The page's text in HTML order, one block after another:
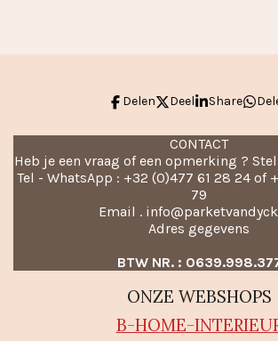
Delen Deel Share
CONTACT
Heb je een vraag of een opmerking ?
Tel - WhatsApp : +32 (0)477 61 28 24 of
79
Email .
Adres gegevens
BTW NR. :
ONZE WEBSHOPS
B-HOME-